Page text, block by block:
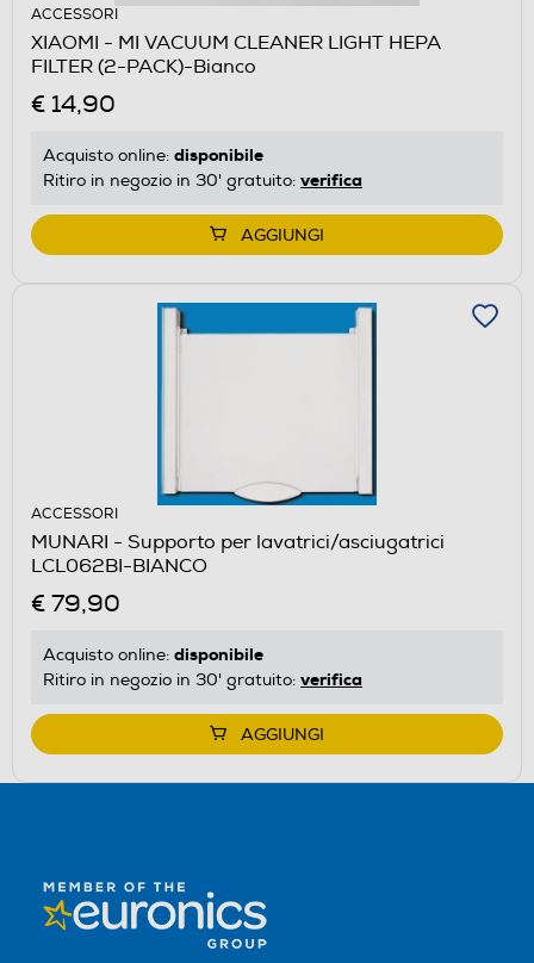
ACCESSORI
XIAOMI - MI VACUUM CLEANER LIGHT HEPA
FILTER (2-PACK)-Bianco
€ 14,90
Acquisto online: disponibile
Ritiro in negozio in 30' gratuito: verifica
AGGIUNGI
ACCESSORI
MUNARI - Supporto per lavatrici/asciugatrici
LCL062BI-BIANCO
€ 79,90
Acquisto online: disponibile
Ritiro in negozio in 30' gratuito: verifica
AGGIUNGI